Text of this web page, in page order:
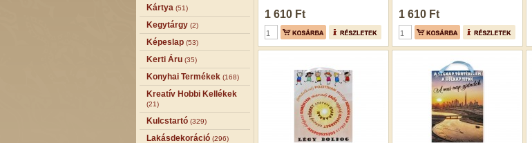
Kártya (51)
Kegytárgy (2)
Képeslap (53)
Kerti Áru (35)
Konyhai Termékek (168)
Kreatív Hobbi Kellékek
(21)
Kulcstartó (329)
Lakásdekoráció (296)
1 610 Ft 1 610 Ft